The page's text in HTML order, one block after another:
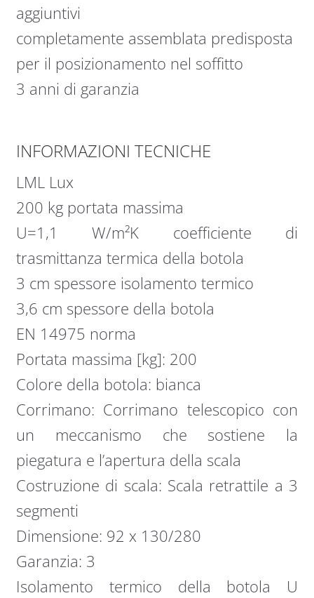
aggiuntivi
completamente assemblata predisposta
per il posizionamento nel soffitto
3 anni di garanzia
INFORMAZIONI TECNICHE
LML Lux
200 kg portata massima
U=1,1 W/m²K coefficiente di
trasmittanza termica della botola
3 cm spessore isolamento termico
3,6 cm spessore della botola
EN 14975 norma
Portata massima [kg]: 200
Colore della botola: bianca
Corrimano: Corrimano telescopico con
un meccanismo che sostiene la
piegatura e l’apertura della scala
Costruzione di scala: Scala retrattile a 3
segmenti
Dimensione: 92 x 130/280
Garanzia: 3
Isolamento termico della botola U